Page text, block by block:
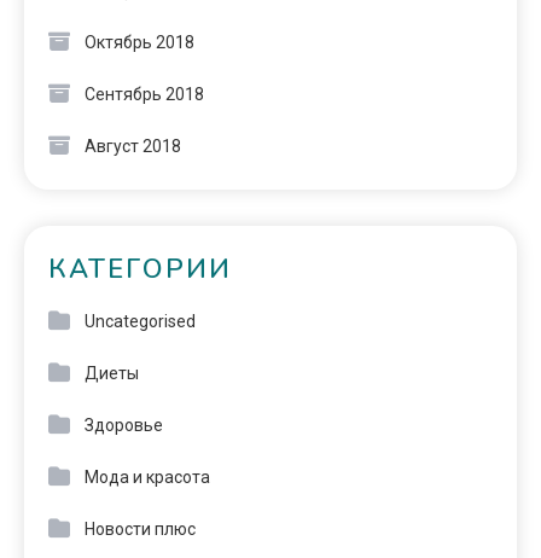
Октябрь 2018
Сентябрь 2018
Август 2018
КАТЕГОРИИ
Uncategorised
Диеты
Здоровье
Мода и красота
Новости плюс